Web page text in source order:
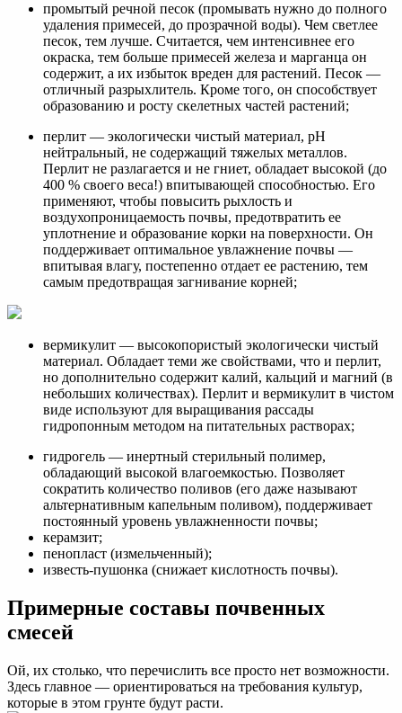
промытый речной песок (промывать нужно до полного
удаления примесей, до прозрачной воды). Чем светлее
песок, тем лучше. Считается, чем интенсивнее его
окраска, тем больше примесей железа и марганца он
содержит, а их избыток вреден для растений. Песок —
отличный разрыхлитель. Кроме того, он способствует
образованию и росту скелетных частей растений;
перлит — экологически чистый материал, pH
нейтральный, не содержащий тяжелых металлов.
Перлит не разлагается и не гниет, обладает высокой (до
400 % своего веса!) впитывающей способностью. Его
применяют, чтобы повысить рыхлость и
воздухопроницаемость почвы, предотвратить ее
уплотнение и образование корки на поверхности. Он
поддерживает оптимальное увлажнение почвы —
впитывая влагу, постепенно отдает ее растению, тем
самым предотвращая загнивание корней;
вермикулит — высокопористый экологически чистый
материал. Обладает теми же свойствами, что и перлит,
но дополнительно содержит калий, кальций и магний (в
небольших количествах). Перлит и вермикулит в чистом
виде используют для выращивания рассады
гидропонным методом на питательных растворах;
гидрогель — инертный стерильный полимер,
обладающий высокой влагоемкостью. Позволяет
сократить количество поливов (его даже называют
альтернативным капельным поливом), поддерживает
постоянный уровень увлажненности почвы;
керамзит;
пенопласт (измельченный);
известь-пушонка (снижает кислотность почвы).
Примерные составы почвенных
смесей
Ой, их столько, что перечислить все просто нет возможности.
Здесь главное — ориентироваться на требования культур,
которые в этом грунте будут расти.